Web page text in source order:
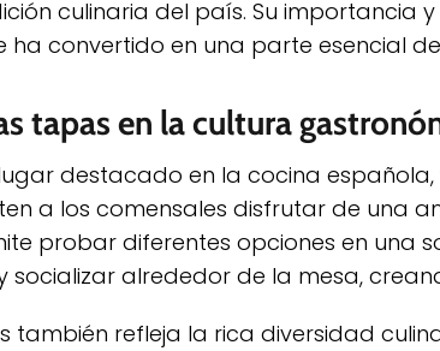
culinaria del país. Su importancia
ha convertido en una parte esencial
tapas en la cultura
destacado en la cocina
a los comensales disfrutar de una
probar diferentes opciones en una
alrededor de la mesa,
también refleja la rica diversidad